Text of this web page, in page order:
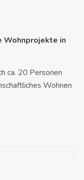
Wohnprojekte in
ca. 20 Personen
Wohnen